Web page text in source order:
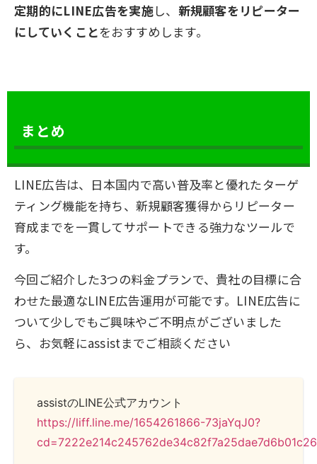
定期的にLINE広告を実施し、 新規顧客をリピーター
にしていくことをおすすめします。
まとめ
LINE広告は、日本国内で高い普及率と優れたターゲ
ティング機能を持ち、新規顧客獲得からリピーター
育成までを一貫してサポートできる強力なツールで
す。
今回ご紹介した3つの料金プランで、貴社の目標に合
わせた最適なLINE広告運用が可能です。LINE広告に
ついて少しでもご興味やご不明点がございました
ら、お気軽にassistまでご相談ください
assistのLINE公式アカウント
https://liff.line.me/1654261866-73jaYqJ0?